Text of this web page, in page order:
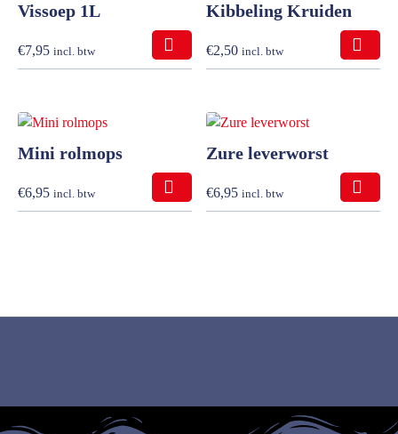
Vissoep 1L
€7,95 incl. btw
Kibbeling Kruiden
€2,50 incl. btw
Mini rolmops
€6,95 incl. btw
Zure leverworst
€6,95 incl. btw